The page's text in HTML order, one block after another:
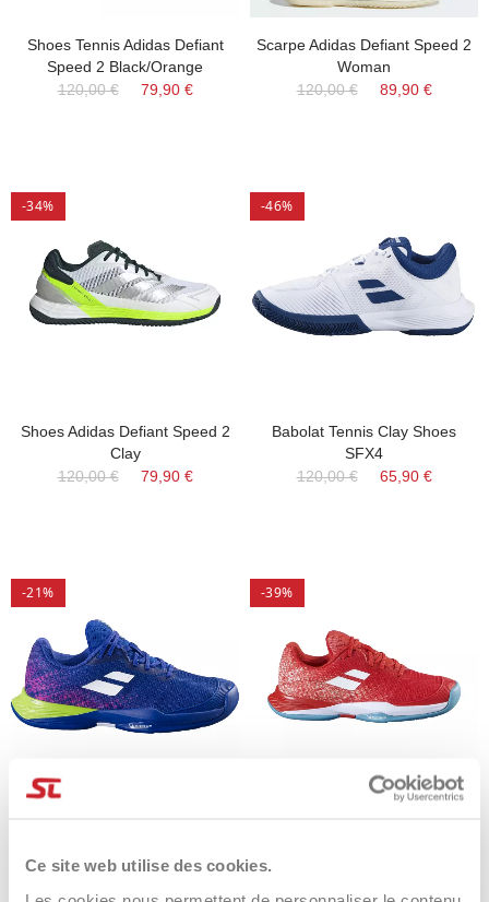
Ce site web utilise des cookies.
Shoes Tennis Adidas Defiant
Speed 2 Black/Orange
120,00 €
79,90 €
Scarpe Adidas Defiant Speed 2
Woman
120,00 €
89,90 €
-34%
Shoes Adidas Defiant Speed 2
Clay
120,00 €
79,90 €
-46%
Babolat Tennis Clay Shoes
SFX4
120,00 €
65,90 €
-21%
75,00 €
59,90 €
-39%